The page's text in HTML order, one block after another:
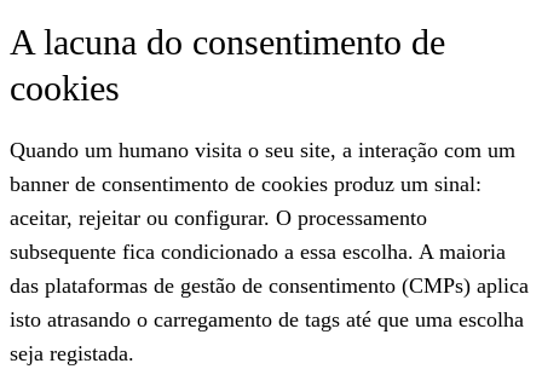
A lacuna do consentimento de
cookies
Quando um humano visita o seu site, a interação com um
banner de consentimento de cookies produz um sinal:
aceitar, rejeitar ou configurar. O processamento
subsequente fica condicionado a essa escolha. A maioria
das plataformas de gestão de consentimento (CMPs) aplica
isto atrasando o carregamento de tags até que uma escolha
seja registada.